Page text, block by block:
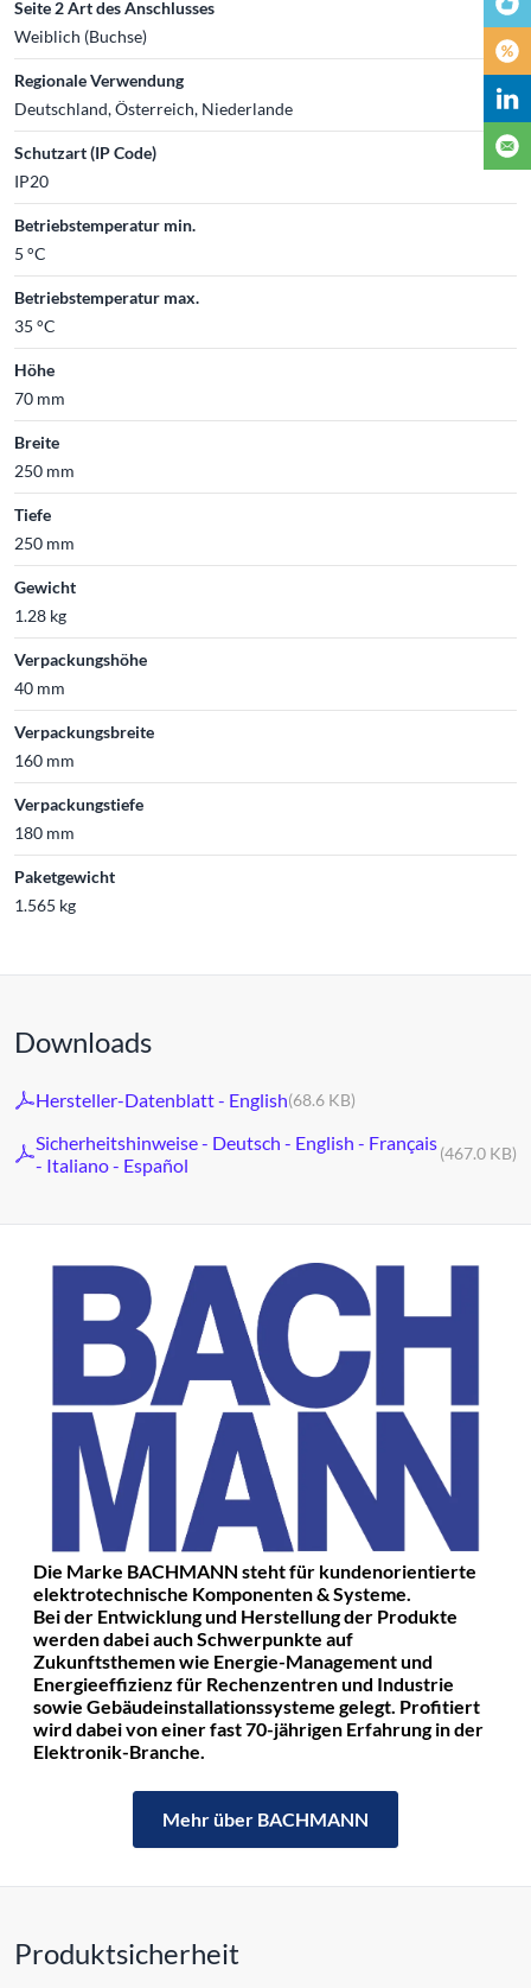
Seite 2 Art des Anschlusses
Weiblich (Buchse)
Regionale Verwendung
Deutschland, Österreich, Niederlande
Schutzart (IP Code)
IP20
Betriebstemperatur min.
5 °C
Betriebstemperatur max.
35 °C
Höhe
70 mm
Breite
250 mm
Tiefe
250 mm
Gewicht
1.28 kg
Verpackungshöhe
40 mm
Verpackungsbreite
160 mm
Verpackungstiefe
180 mm
Paketgewicht
1.565 kg
Downloads
Hersteller-Datenblatt - English(68.6 KB)
Sicherheitshinweise - Deutsch - English - Français
- Italiano - Español
(467.0 KB)
Die Marke BACHMANN steht für kundenorientierte
elektrotechnische Komponenten & Systeme.
Bei der Entwicklung und Herstellung der Produkte
werden dabei auch Schwerpunkte auf
Zukunftsthemen wie Energie-Management und
Energieeffizienz für Rechenzentren und Industrie
sowie Gebäudeinstallationssysteme gelegt. Profitiert
wird dabei von einer fast 70-jährigen Erfahrung in der
Elektronik-Branche.
Mehr über BACHMANN
Produktsicherheit